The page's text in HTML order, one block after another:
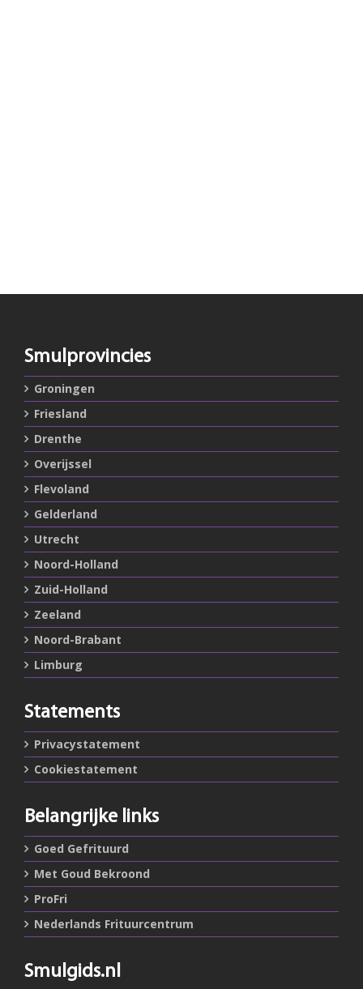
Smulprovincies
Groningen
Friesland
Drenthe
Overijssel
Flevoland
Gelderland
Utrecht
Noord-Holland
Zuid-Holland
Zeeland
Noord-Brabant
Limburg
Statements
Privacystatement
Cookiestatement
Belangrijke links
Goed Gefrituurd
Met Goud Bekroond
ProFri
Nederlands Frituurcentrum
Smulgids.nl